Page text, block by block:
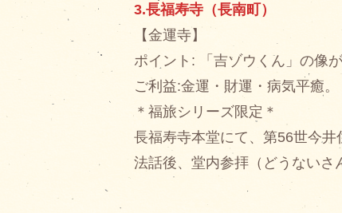
3.長福寿寺（長南町）
【金運寺】
ポイント: 「吉ゾウくん」の像
ご利益:金運・財運・病気平癒。
＊福旅シリーズ限定＊
長福寿寺本堂にて、第56世今井
法話後、堂内参拝（どうないさ